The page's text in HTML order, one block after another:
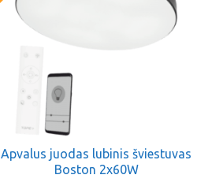
Apvalus juodas lubinis šviestuvas
Boston 2x60W